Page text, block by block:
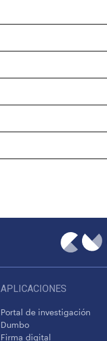
APLICACIONES
Portal de investigación
Dumbo
Firma digital